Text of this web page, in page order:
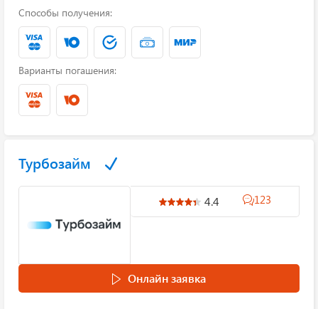
Способы получения:
Варианты погашения:
Турбозайм
4.4 123
Онлайн заявка